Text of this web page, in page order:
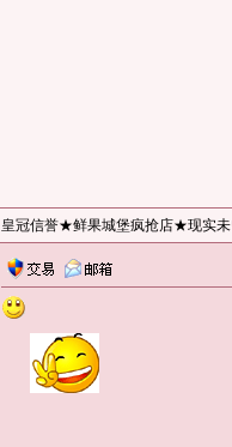
皇冠信誉★鲜果城堡疯抢店★现实未